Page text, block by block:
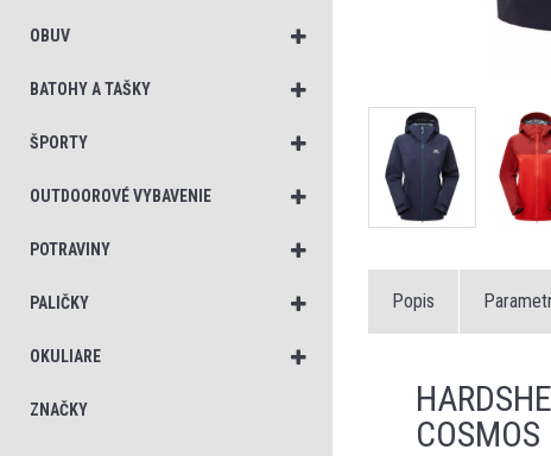
OBUV
BATOHY A TAŠKY
ŠPORTY
OUTDOOROVÉ VYBAVENIE
POTRAVINY
PALIČKY
OKULIARE
ZNAČKY
Popis
COSMOS